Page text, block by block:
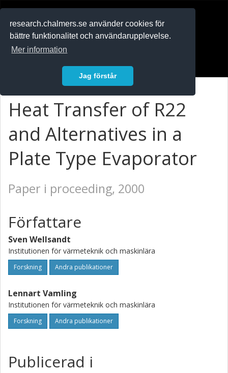
research.chalmers.se använder cookies för
bättre funktionalitet och användarupplevelse.
Mer information
Jag förstår
Heat Transfer of R22
and Alternatives in a
Plate Type Evaporator
Paper i proceeding, 2000
Författare
Sven Wellsandt
Institutionen för värmeteknik och maskinlära
Forskning Andra publikationer
Lennart Vamling
Institutionen för värmeteknik och maskinlära
Forskning Andra publikationer
Publicerad i